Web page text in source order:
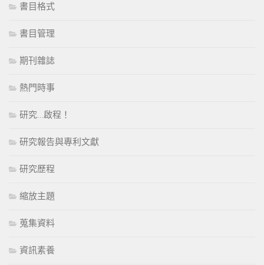
書目格式
書目管理
期刊雜誌
熱門時事
研究…啟程！
研究報告與專利文獻
研究歷程
縮放主題
蒐集資料
資訊素養